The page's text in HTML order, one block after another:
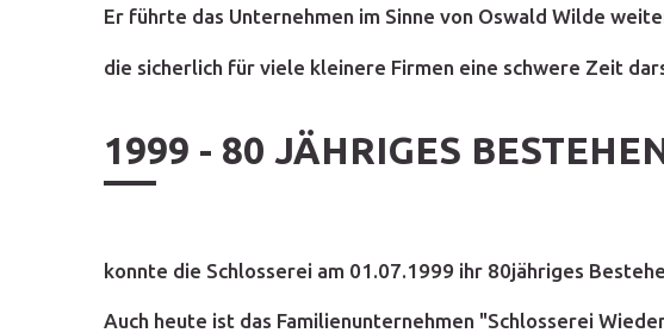
Er führte das Unternehmen im Sinne von Oswald Wilde
die sicherlich für viele kleinere Firmen eine schwere Zeit
1999 - 80 JÄHRIGES
konnte die Schlosserei am 01.07.1999 ihr 80jähriges
Auch heute ist das Familienunternehmen "Schlosserei